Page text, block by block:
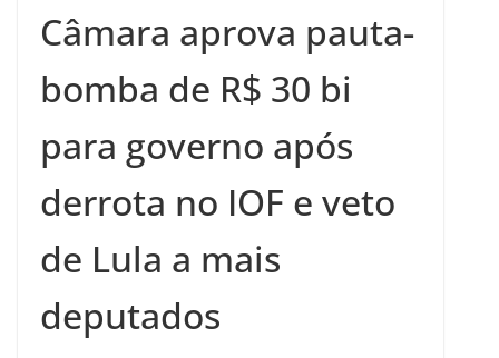
Câmara aprova pauta-
bomba de R$ 30 bi
para governo após
derrota no IOF e veto
de Lula a mais
deputados